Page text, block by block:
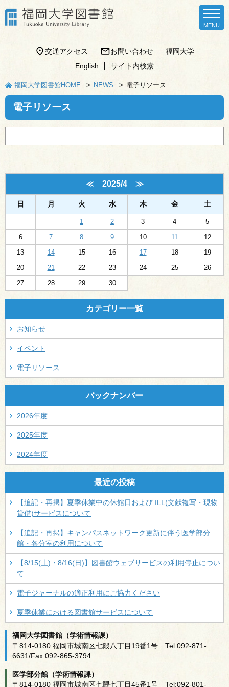
交通アクセス お問い合わせ
福岡大学
English
サイト内検索
福岡大学図書館HOME NEWS 電子リソース
電子リソース
≪2025/4 ≫
日 月 火 水 木 金 土
1 2 3 4
5
6
7 8 9 10 11
12
13
14 15 16 17 18
19
20
21 22 23 24 25
26
27
28 29 30
カテゴリー一覧
お知らせ
イベント
電子リソース
バックナンバー
2026年度
2025年度
2024年度
最近の投稿
【追記・再掲】夏季休業中の休館日および ILL(文献複写・現物
貸借)サービスについて
【追記・再掲】キャンパスネットワーク更新に伴う医学部分
館・各分室の利用について
【8/15(土)・8/16(日)】図書館ウェブサービスの利用停止につい
て
電子ジャーナルの適正利用にご協力ください
夏季休業における図書館サービスについて
福岡大学図書館（学術情報課）
〒814-0180 福岡市城南区七隈八丁目19番1号 Tel:092-871-
6631/Fax:092-865-3794
医学部分館（学術情報課）
〒814-0180 福岡市城南区七隈七丁目45番1号 Tel:092-801-